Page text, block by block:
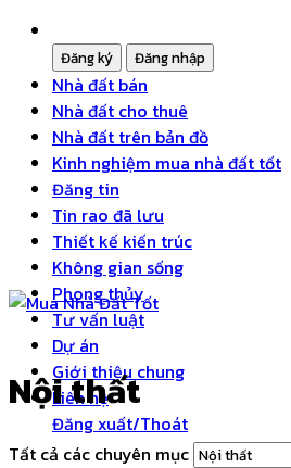
Nhà đất bán
Nhà đất cho thuê
Nhà đất trên bản đồ
Kinh nghiệm mua nhà đất tốt
Đăng tin
Tin rao đã lưu
Thiết kế kiến trúc
Không gian sống
Phong thủy
Tư vấn luật
Dự án
Giới thiệu chung
Liên hệ
Đăng xuất/Thoát
Nội thất
Tất cả các chuyên mục